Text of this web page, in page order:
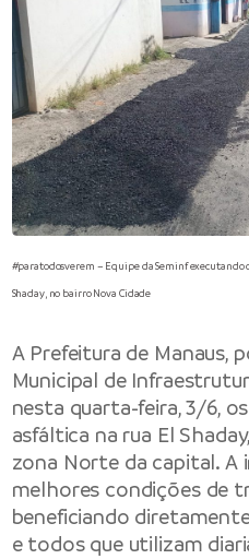
#paratodosverem – Equipe da Seminf executando
Shaday, no bairro Nova Cidade
A Prefeitura de Manaus,
Municipal de
nesta quarta-feira, 3/6,
asfáltica na rua El
zona Norte da capital. A
melhores condições de
beneficiando
e todos que utilizam